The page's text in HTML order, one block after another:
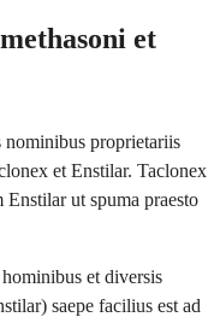
et
nominibus proprietariis
et Enstilar. Taclonex
Enstilar ut spuma praesto
et diversis
saepe facilius est ad